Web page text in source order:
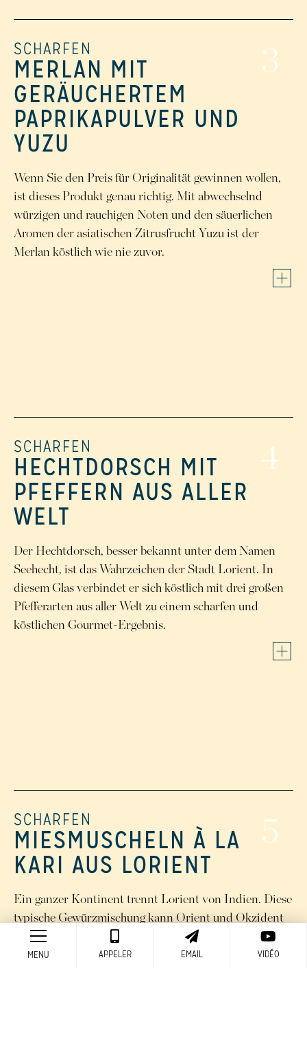
SCHARFEN
MERLAN MIT
GERÄUCHERTEM
PAPRIKAPULVER UND
YUZU
3
Wenn Sie den Preis für Originalität gewinnen wollen,
ist dieses Produkt genau richtig. Mit abwechselnd
würzigen und rauchigen Noten und den säuerlichen
Aromen der asiatischen Zitrusfrucht Yuzu ist der
Merlan köstlich wie nie zuvor.
SCHARFEN
HECHTDORSCH MIT
PFEFFERN AUS ALLER
WELT
4
Der Hechtdorsch, besser bekannt unter dem Namen
Seehecht, ist das Wahrzeichen der Stadt Lorient. In
diesem Glas verbindet er sich köstlich mit drei großen
Pfefferarten aus aller Welt zu einem scharfen und
köstlichen Gourmet-Ergebnis.
SCHARFEN
MIESMUSCHELN À LA
KARI AUS LORIENT
5
Ein ganzer Kontinent trennt Lorient von Indien. Diese
typische Gewürzmischung kann Orient und Okzident
beim Genuss der Miesmuscheln à la Kari aus Lorient
für einen Moment zusammenbringen.
MENU APPELER EMAIL VIDÉO